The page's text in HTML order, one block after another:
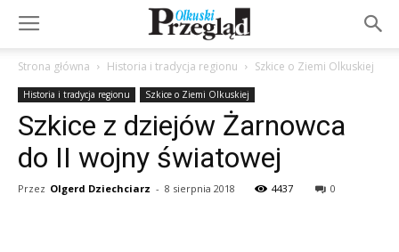
Strona główna Historia i tradycja regionu Szkice o Ziemi Olkuskiej
Historia i tradycja regionu Szkice o Ziemi Olkuskiej
Szkice z dziejów Żarnowca
do II wojny światowej
Przez Olgerd Dziechciarz - 8 sierpnia 2018 4437 0